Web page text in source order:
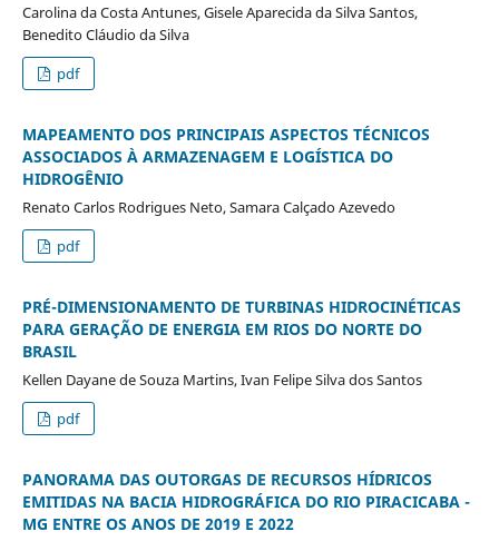
Carolina da Costa Antunes, Gisele Aparecida da Silva Santos,
Benedito Cláudio da Silva
pdf
MAPEAMENTO DOS PRINCIPAIS ASPECTOS TÉCNICOS
ASSOCIADOS À ARMAZENAGEM E LOGÍSTICA DO
HIDROGÊNIO
Renato Carlos Rodrigues Neto, Samara Calçado Azevedo
pdf
PRÉ-DIMENSIONAMENTO DE TURBINAS HIDROCINÉTICAS
PARA GERAÇÃO DE ENERGIA EM RIOS DO NORTE DO
BRASIL
Kellen Dayane de Souza Martins, Ivan Felipe Silva dos Santos
pdf
PANORAMA DAS OUTORGAS DE RECURSOS HÍDRICOS
EMITIDAS NA BACIA HIDROGRÁFICA DO RIO PIRACICABA -
MG ENTRE OS ANOS DE 2019 E 2022